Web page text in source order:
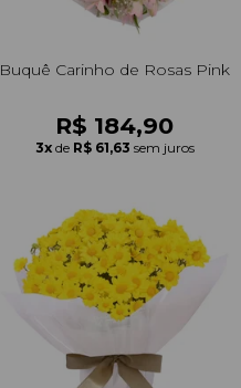
Buquê Carinho de Rosas Pink
R$ 184,90
3x de R$ 61,63 sem juros